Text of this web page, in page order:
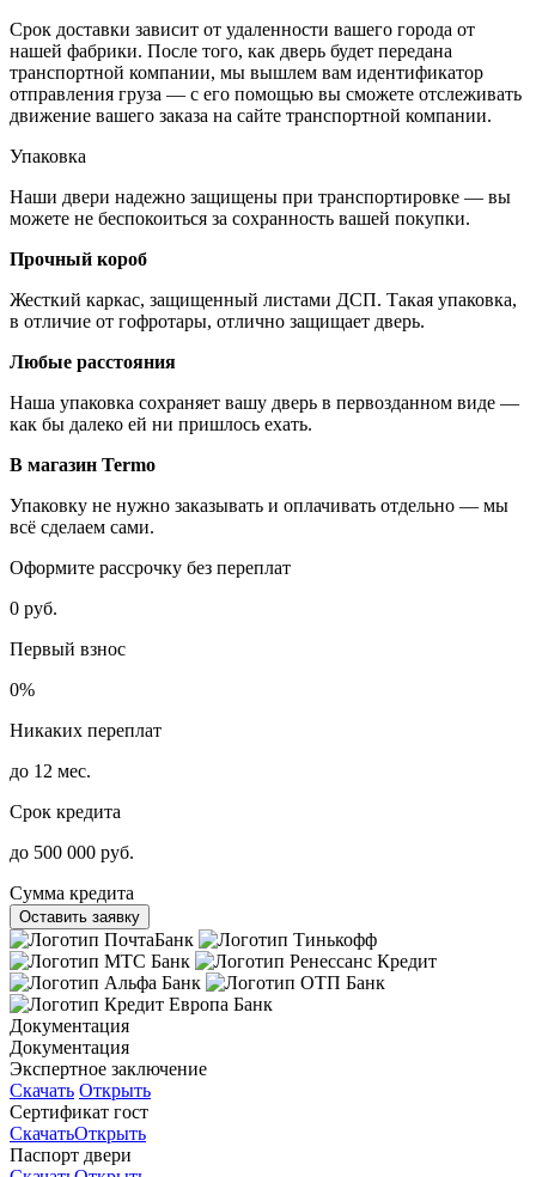
Срок доставки зависит от удаленности вашего города от
нашей фабрики. После того, как дверь будет передана
транспортной компании, мы вышлем вам идентификатор
отправления груза — с его помощью вы сможете отслеживать
движение вашего заказа на сайте транспортной компании.
Упаковка
Наши двери надежно защищены при транспортировке — вы
можете не беспокоиться за сохранность вашей покупки.
Прочный короб
Жесткий каркас, защищенный листами ДСП. Такая упаковка,
в отличие от гофротары, отлично защищает дверь.
Любые расстояния
Наша упаковка сохраняет вашу дверь в первозданном виде —
как бы далеко ей ни пришлось ехать.
В магазин Termo
Упаковку не нужно заказывать и оплачивать отдельно — мы
всё сделаем сами.
Оформите рассрочку без переплат
0 руб.
Первый взнос
0%
Никаких переплат
до 12 мес.
Срок кредита
до 500 000 руб.
Сумма кредита
Оставить заявку
Документация
Документация
Экспертное заключение
Скачать Открыть
Сертификат гост
СкачатьОткрыть
Паспорт двери